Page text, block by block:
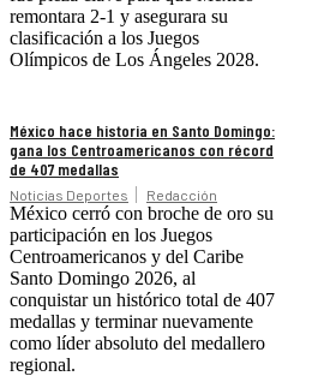
remontara 2-1 y asegurara su
clasificación a los Juegos
Olímpicos de Los Ángeles 2028.
México hace historia en Santo Domingo:
gana los Centroamericanos con récord
de 407 medallas
Noticias Deportes Redacción
México cerró con broche de oro su
participación en los Juegos
Centroamericanos y del Caribe
Santo Domingo 2026, al
conquistar un histórico total de 407
medallas y terminar nuevamente
como líder absoluto del medallero
regional.